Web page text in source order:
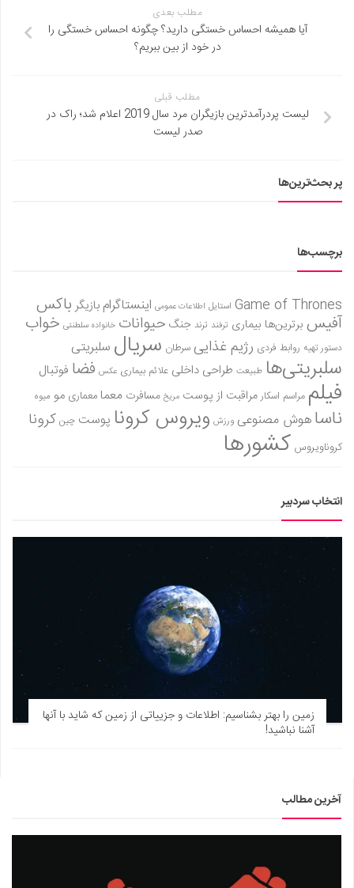
مطلب بعدی
آیا همیشه احساس خستگی دارید؟ چگونه احساس خستگی را
در خود از بین ببریم؟
مطلب قبلی
لیست پردرآمدترین بازیگران مرد سال 2019 اعلام شد؛ راک در
صدر لیست
پر بحث‌ترین‌ها
برچسب‌ها
Game of Thrones استایل اطلاعات عمومی اینستاگرام بازیگر باکس
آفیس برترین‌ها بیماری ترفند ترند جنگ حیوانات خانواده سلطنتی خواب
دستور تهیه روابط فردی رژیم غذاییسرطان سریال سلبریتی
سلبریتی‌ها طبیعت طراحی داخلی علائم بیماری عکس فضا فوتبال
فیلم مراسم اسکارمراقبت از پوست مریخ مسافرت معمامعماری مو میوه
ناساهوش مصنوعی ورزش ویروس کرونا پوست چین کرونا
کروناویروس کشورها
انتخاب سردبیر
زمین را بهتر بشناسیم: اطلاعات و جزییاتی از زمین که شاید با آنها
آشنا نباشید!
آخرین مطالب